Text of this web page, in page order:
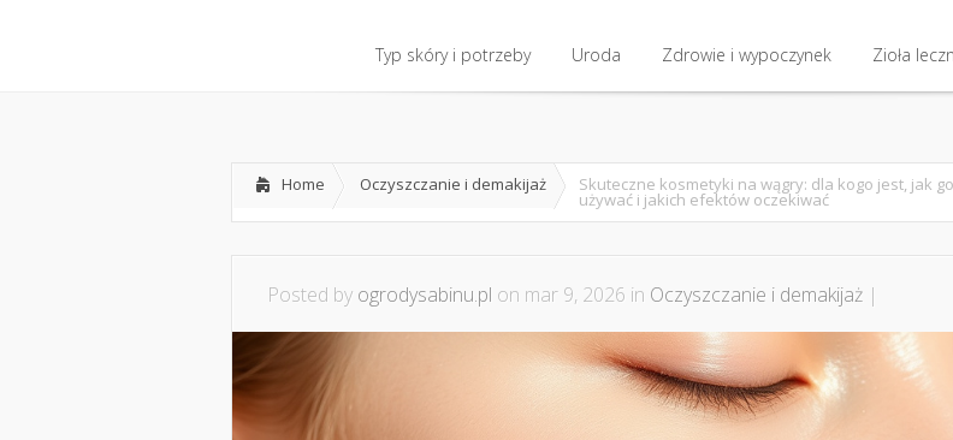
Naturalna pielęgnacja i DIY Oczyszczanie i demakijaż Ogród Serum i
Typ skóry i potrzeby Uroda Zdrowie i wypoczynek Zioła
Home Oczyszczanie i demakijaż Skuteczne kosmetyki na wągry: dla kogo jest, jak go
używać i jakich efektów oczekiwać
Posted by ogrodysabinu.pl on mar 9, 2026 in Oczyszczanie i demakijaż |